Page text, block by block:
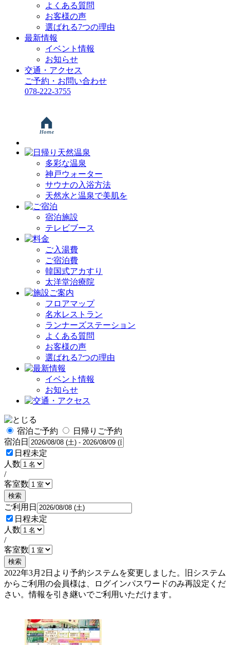
よくある質問
お客様の声
選ばれる7つの理由
最新情報
イベント情報
お知らせ
交通・アクセス
ご予約・お問い合わせ
078-222-3755
多彩な温泉
神戸ウォーター
サウナの入浴方法
天然水と温泉で美肌を
宿泊施設
テレビブース
ご入湯費
ご宿泊費
韓国式アカすり
太洋堂治療院
フロアマップ
名水レストラン
ランナーズステーション
よくある質問
お客様の声
選ばれる7つの理由
イベント情報
お知らせ
宿泊ご予約
日帰りご予約
宿泊日
日程未定
人数
/
客室数
検索
ご利用日
日程未定
人数
/
客室数
検索
2022年3月2日より予約システムを変更しました。旧システム
からご利用の会員様は、ログインパスワードのみ再設定くだ
さい。情報を引き継いでご利用いただけます。